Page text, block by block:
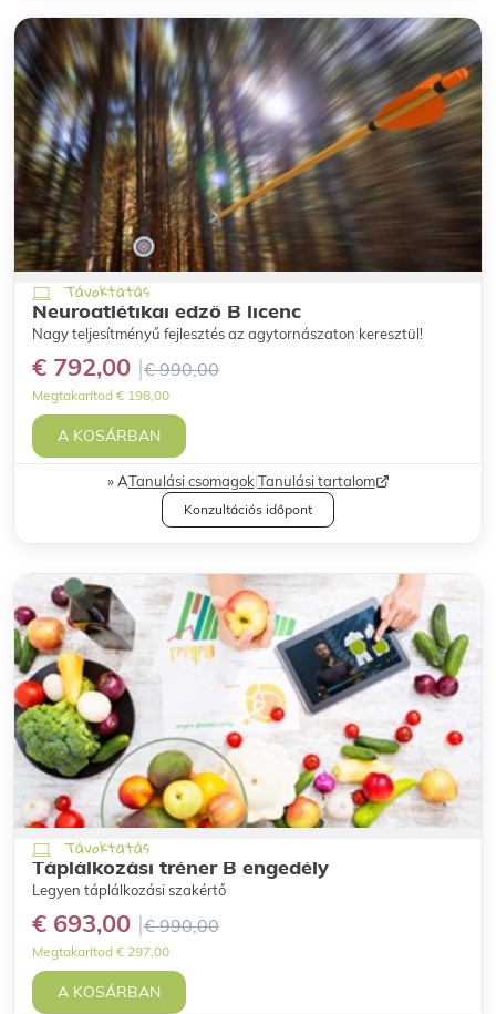
Távoktatás
Neuroatlétikai edző B licenc
Nagy teljesítményű fejlesztés az agytornászaton keresztül!
€ 792,00 € 990,00
Megtakarítod € 198,00
A KOSÁRBAN
ATanulási csomagok|Tanulási tartalom
Konzultációs időpont
Távoktatás
Táplálkozási tréner B engedély
Legyen táplálkozási szakértő
€ 693,00 € 990,00
Megtakarítod € 297,00
A KOSÁRBAN